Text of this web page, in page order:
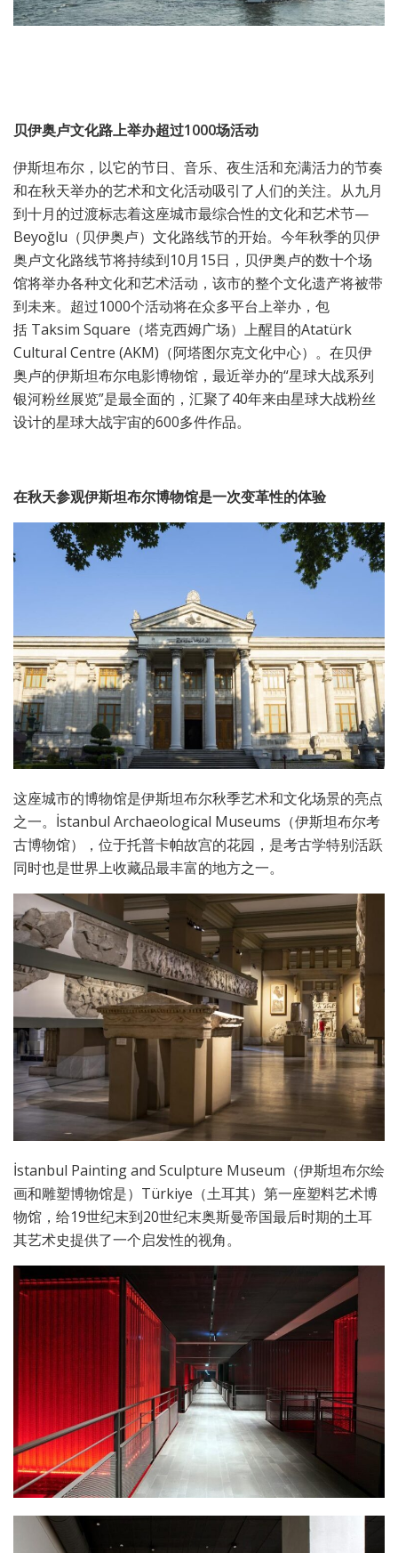
贝伊奥卢文化路上举办超过1000场活动
伊斯坦布尔，以它的节日、音乐、夜生活和充满活力的节奏
和在秋天举办的艺术和文化活动吸引了人们的关注。从九月
到十月的过渡标志着这座城市最综合性的文化和艺术节—
Beyoğlu（贝伊奥卢）文化路线节的开始。今年秋季的贝伊
奥卢文化路线节将持续到10月15日，贝伊奥卢的数十个场
馆将举办各种文化和艺术活动，该市的整个文化遗产将被带
到未来。超过1000个活动将在众多平台上举办，包
括 Taksim Square（塔克西姆广场）上醒目的Atatürk
Cultural Centre (AKM)（阿塔图尔克文化中心）。在贝伊
奥卢的伊斯坦布尔电影博物馆，最近举办的“星球大战系列
银河粉丝展览”是最全面的，汇聚了40年来由星球大战粉丝
设计的星球大战宇宙的600多件作品。
在秋天参观伊斯坦布尔博物馆是一次变革性的体验
这座城市的博物馆是伊斯坦布尔秋季艺术和文化场景的亮点
之一。İstanbul Archaeological Museums（伊斯坦布尔考
古博物馆），位于托普卡帕故宫的花园，是考古学特别活跃
同时也是世界上收藏品最丰富的地方之一。
İstanbul Painting and Sculpture Museum（伊斯坦布尔绘
画和雕塑博物馆是）Türkiye（土耳其）第一座塑料艺术博
物馆，给19世纪末到20世纪末奥斯曼帝国最后时期的土耳
其艺术史提供了一个启发性的视角。